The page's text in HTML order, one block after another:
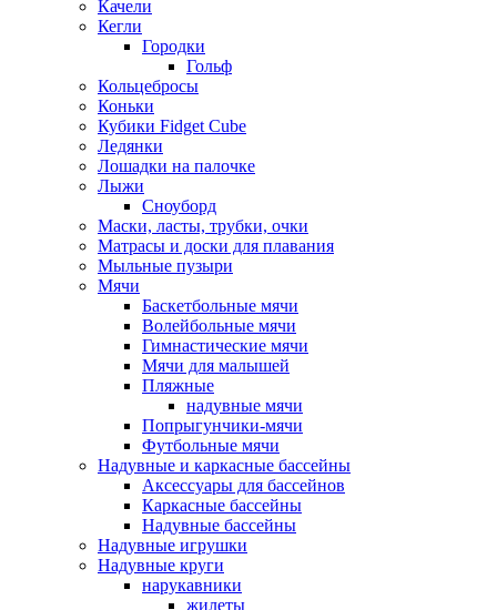
Качели
Кегли
Городки
Гольф
Кольцебросы
Коньки
Кубики Fidget Cube
Ледянки
Лошадки на палочке
Лыжи
Сноуборд
Маски, ласты, трубки, очки
Матрасы и доски для плавания
Мыльные пузыри
Мячи
Баскетбольные мячи
Волейбольные мячи
Гимнастические мячи
Мячи для малышей
Пляжные
надувные мячи
Попрыгунчики-мячи
Футбольные мячи
Надувные и каркасные бассейны
Аксессуары для бассейнов
Каркасные бассейны
Надувные бассейны
Надувные игрушки
Надувные круги
нарукавники
жилеты